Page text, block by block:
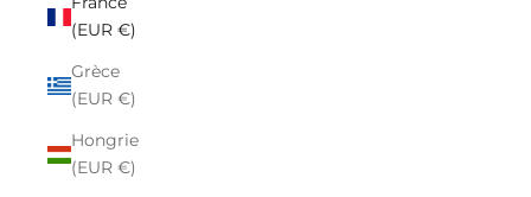
(EUR €)
Grèce
(EUR €)
Hongrie
(EUR €)